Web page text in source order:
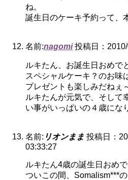
ね。
誕生日のケーキ予約って、
名前:nagomi 投稿日：
ルキたん、お誕生日おめで
スペシャルケーキ？のお味
プレゼントも楽しみだねぇ
ルキたんが元気で、そして
い事がいっぱいの４歳にな
名前: リオンまま 投稿日：
03:33:27
ルキたん4歳の誕生日おめ
ついこの間、Somalism***